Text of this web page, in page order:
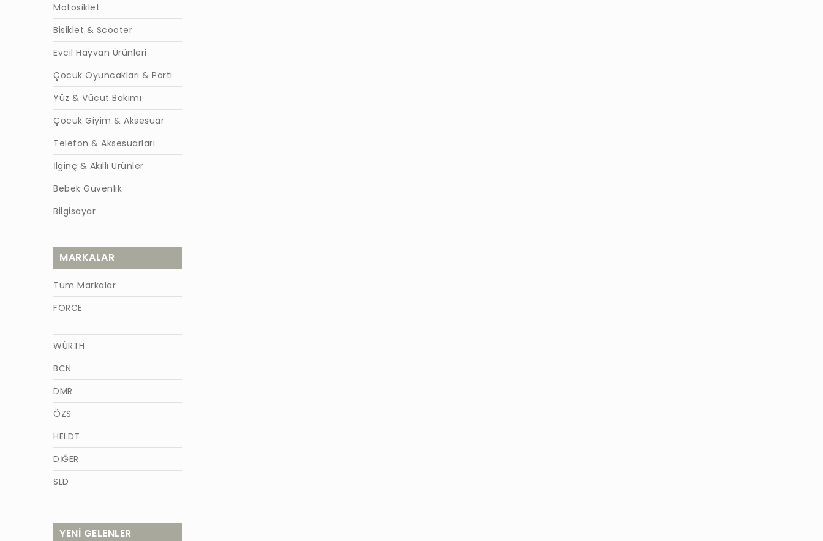
Motosiklet
Bisiklet & Scooter
Evcil Hayvan Ürünleri
Çocuk Oyuncakları & Parti
Yüz & Vücut Bakımı
Çocuk Giyim & Aksesuar
Telefon & Aksesuarları
İlginç & Akıllı Ürünler
Bebek Güvenlik
Bilgisayar
MARKALAR
Tüm Markalar
FORCE
WÜRTH
BCN
DMR
ÖZS
HELDT
DİĞER
SLD
TİĞON
YENİ GELENLER